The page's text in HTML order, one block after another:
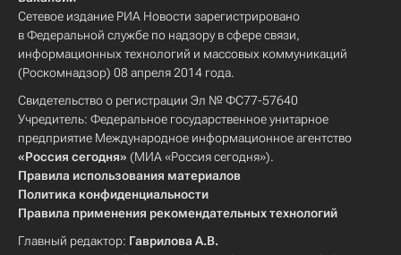
Сетевое издание РИА Новости зарегистрировано
в Федеральной службе по надзору в сфере связи,
информационных технологий и массовых коммуникаций
(Роскомнадзор) 08 апреля 2014 года.
Свидетельство о регистрации Эл № ФС77-57640
Учредитель: Федеральное государственное унитарное
предприятие Международное информационное агентство
«Россия сегодня» (МИА «Россия сегодня»).
Правила использования материалов
Политика конфиденциальности
Правила применения рекомендательных технологий
Главный редактор: Гаврилова А.В.